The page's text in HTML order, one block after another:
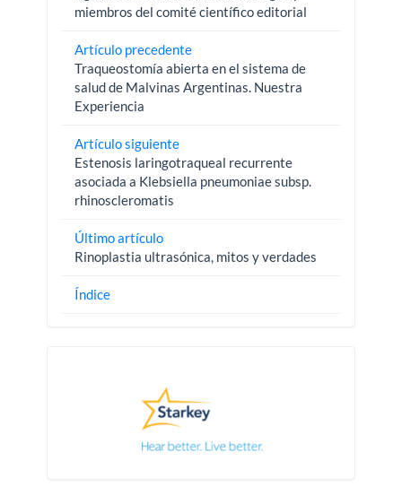
miembros del comité científico editorial
Artículo precedente
Traqueostomía abierta en el sistema de
salud de Malvinas Argentinas. Nuestra
Experiencia
Artículo siguiente
Estenosis laringotraqueal recurrente
asociada a Klebsiella pneumoniae subsp.
rhinoscleromatis
Último artículo
Rinoplastia ultrasónica, mitos y verdades
Índice